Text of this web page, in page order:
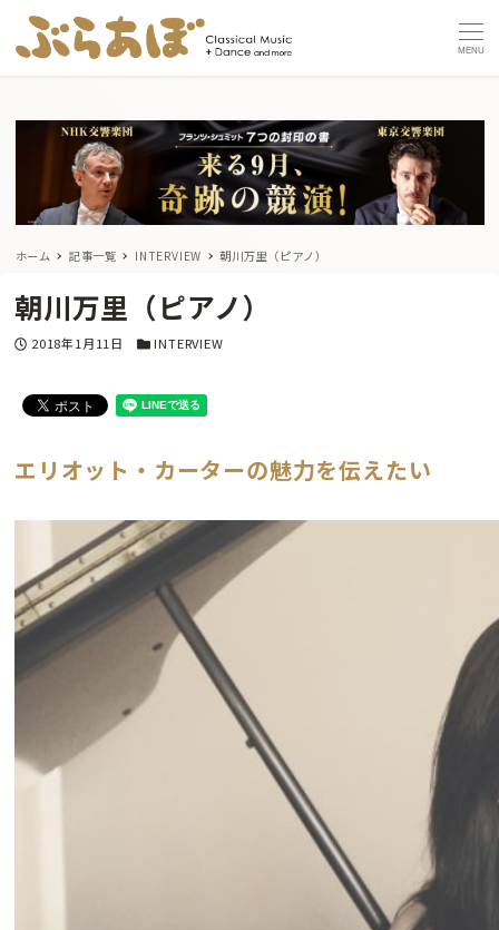
MENU
ホーム 記事一覧 INTERVIEW 朝川万里（ピアノ）
朝川万里（ピアノ）
投稿日
2018年1月11日 カテゴリー
INTERVIEW
エリオット・カーターの魅力を伝えたい